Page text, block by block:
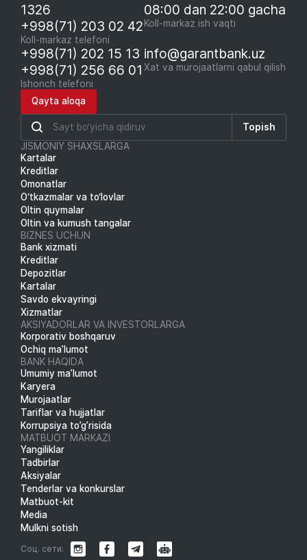
1326
+998(71) 203 02 42
Koll-markaz telefoni
08:00 dan 22:00 gacha
Koll-markaz ish vaqti
+998(71) 202 15 13
+998(71) 256 66 01
Ishonch telefoni
info@garantbank.uz
Xat va murojaatlarni qabul qilish
Qayta aloqa
Topish
JISMONIY SHAXSLARGA
Kartalar
Kreditlar
Omonatlar
O‘tkazmalar va to‘lovlar
Oltin quymalar
Oltin va kumush tangalar
BIZNES UCHUN
Bank xizmati
Kreditlar
Depozitlar
Kartalar
Savdo ekvayringi
Xizmatlar
AKSIYADORLAR VA INVESTORLARGA
Korporativ boshqaruv
Ochiq ma’lumot
BANK HAQIDA
Umumiy ma’lumot
Karyera
Murojaatlar
Tariflar va hujjatlar
Korrupsiya to’g’risida
MATBUOT MARKAZI
Yangiliklar
Tadbirlar
Aksiyalar
Tenderlar va konkurslar
Matbuot-kit
Media
Mulkni sotish
Соц. сети: